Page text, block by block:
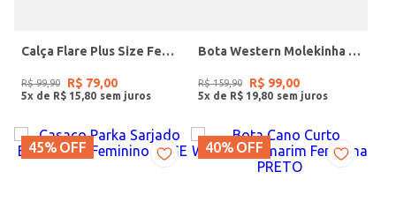
Calça Flare Plus Size Feminina BORDO
R$ 99,90 R$ 79,00
5x de R$ 15 80
Bota Western Molekinha Juvenil Para Menina - MARROM
R$ 159,90 R$ 99,00
5x de R$ 19 80
45% OFF 40% OFF